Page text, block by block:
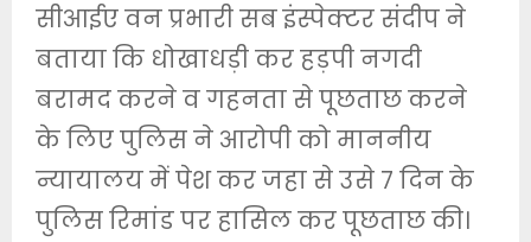
सीआईए वन प्रभारी सब इंस्पेक्टर संदीप ने
बताया कि धोखाधड़ी कर हड़पी नगदी
बरामद करने व गहनता से पूछताछ करने
के लिए पुलिस ने आरोपी को माननीय
न्यायालय में पेश कर जहा से उसे 7 दिन के
पुलिस रिमांड पर हासिल कर पूछताछ की।